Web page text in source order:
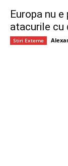
Europa nu
atacurile cu
Stiri Externe